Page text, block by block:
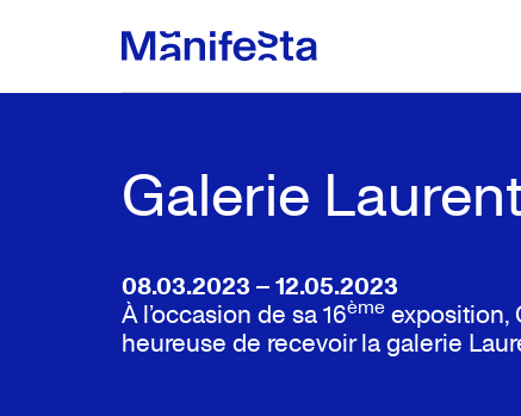
Galerie
08.03.2023 – 12.05.2023
À l’occasion de sa 16ème exposition,
heureuse de recevoir la galerie